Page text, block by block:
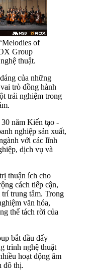
of
Group
thuật.
của những
trò đồng hành
trải nghiệm trong
năm Kiến tạo -
nghiệp sản xuất,
với các lĩnh
dịch vụ và
thuận ích cho
cách tiếp cận,
trung tâm. Trong
văn hóa,
thể tách rời của
bắt đầu đẩy
trình nghệ thuật
hoạt động âm
đô thị.